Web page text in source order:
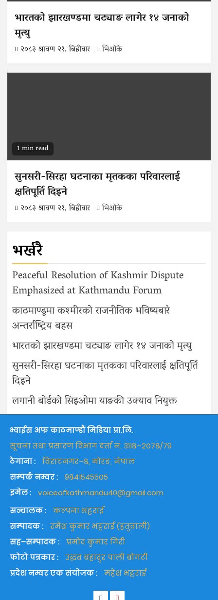
भारतको झारखण्डमा चट्याङ लागेर १४ जनाको
मृत्यु
२०८३ श्रावण २१, बिहीवार भिओके
1 min read
सुनसरी-सिरहा घटनाका मृतकका परिवारलाई
क्षतिपूर्ति दिइने
२०८३ श्रावण २१, बिहीवार भिओके
भर्खरै
Peaceful Resolution of Kashmir Dispute
Emphasized at Kathmandu Forum
काठमाण्डूमा कश्मीरको राजनीतिक भविष्यबारे
अन्तर्राष्ट्रिय बहस
भारतको झारखण्डमा चट्याङ लागेर १४ जनाको मृत्यु
सुनसरी-सिरहा घटनाका मृतकका परिवारलाई क्षतिपूर्ति
दिइने
लगानी बोर्डको सिइओमा याङकी उक्याव नियुक्त
भ्वाईस अफ काठमाण्डौं मिडिया प्रा.लि.
सूचना तथा प्रसारण विभाग दर्ता नं. ३११८–२०७८/७९
ठेगाना :
विराटनगर–८, मोरङ, नेपाल
सम्पर्क नम्वर :
९८४१५४५५०५
इमेल :
voiceofkathmandu40@gmail.com
सञ्चालक :
कल्पना भट्टराई
सम्पादक :
रमेश कुमार भट्टराई (हतुवाली)
सह–सम्पादक :
प्रमोद कुमार गिरी
फोटो पत्रकार :
उद्धव बहादुर पाली बोगटी
प्रदेश नम्वर एक संयोजक :
महेश भट्टराई
FacebookYoutube